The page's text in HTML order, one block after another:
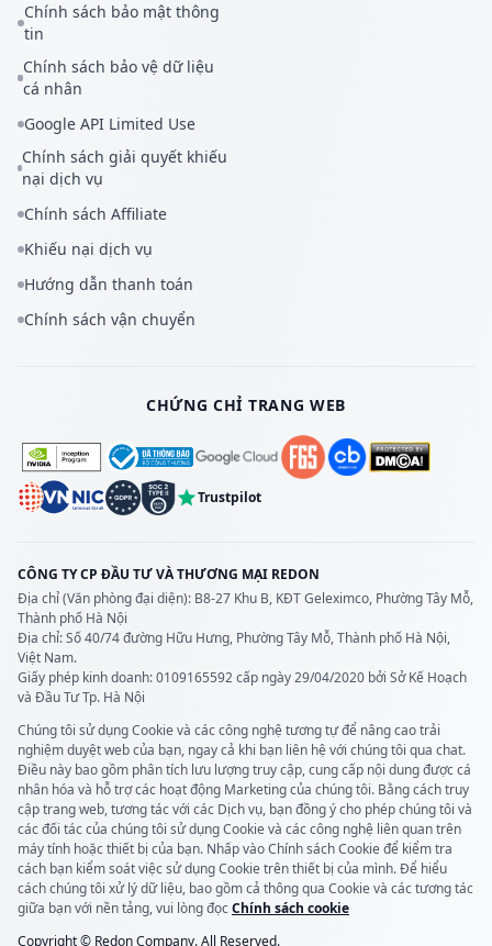
Chính sách bảo mật thông
tin
Chính sách bảo vệ dữ liệu
cá nhân
Google API Limited Use
Chính sách giải quyết khiếu
nại dịch vụ
Chính sách Affiliate
Khiếu nại dịch vụ
Hướng dẫn thanh toán
Chính sách vận chuyển
CHỨNG CHỈ TRANG WEB
Trustpilot
CÔNG TY CP ĐẦU TƯ VÀ THƯƠNG MẠI REDON
Địa chỉ (Văn phòng đại diện): B8-27 Khu B, KĐT Geleximco, Phường Tây Mỗ,
Thành phố Hà Nội
Địa chỉ: Số 40/74 đường Hữu Hưng, Phường Tây Mỗ, Thành phố Hà Nội,
Việt Nam.
Giấy phép kinh doanh: 0109165592 cấp ngày 29/04/2020 bởi Sở Kế Hoạch
và Đầu Tư Tp. Hà Nội
Chúng tôi sử dụng Cookie và các công nghệ tương tự để nâng cao trải
nghiệm duyệt web của bạn, ngay cả khi bạn liên hệ với chúng tôi qua chat.
Điều này bao gồm phân tích lưu lượng truy cập, cung cấp nội dung được cá
nhân hóa và hỗ trợ các hoạt động Marketing của chúng tôi. Bằng cách truy
cập trang web, tương tác với các Dịch vụ, bạn đồng ý cho phép chúng tôi và
các đối tác của chúng tôi sử dụng Cookie và các công nghệ liên quan trên
máy tính hoặc thiết bị của bạn. Nhấp vào Chính sách Cookie để kiểm tra
cách bạn kiểm soát việc sử dụng Cookie trên thiết bị của mình. Để hiểu
cách chúng tôi xử lý dữ liệu, bao gồm cả thông qua Cookie và các tương tác
giữa bạn với nền tảng, vui lòng đọcChính sách cookie
Copyright © Redon Company. All Reserved.